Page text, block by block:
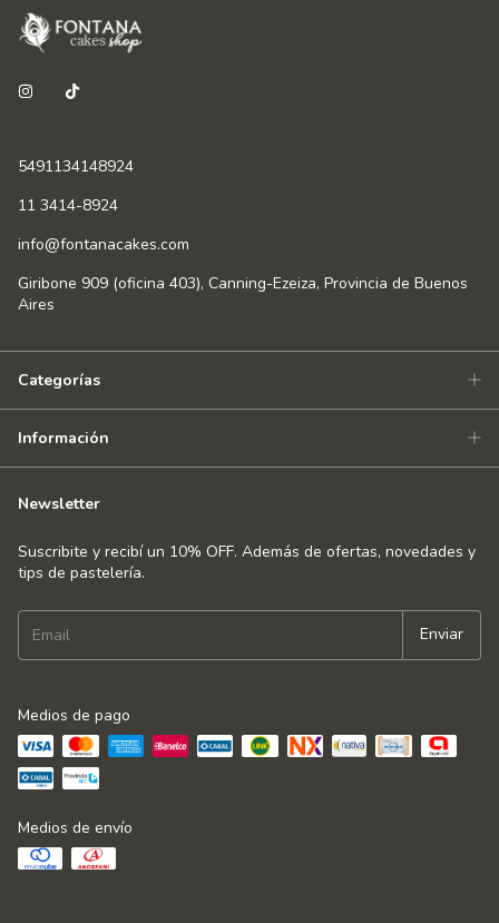
5491134148924
11 3414-8924
info@fontanacakes.com
Giribone 909 (oficina 403), Canning-Ezeiza, Provincia de Buenos
Aires
Categorías
Información
Newsletter
Suscribite y recibí un 10% OFF. Además de ofertas, novedades y
tips de pastelería.
Medios de pago
Medios de envío